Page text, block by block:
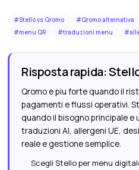
#Stello vs Qromo #Qromo alternativa
#menu QR #traduzioni menu #
Risposta rapida:
Qromo e piu forte quando il
pagamenti e flussi operativi.
quando il bisogno principale e
traduzioni AI, allergeni UE,
reale e gestione semplice.
Scegli Stello per menu